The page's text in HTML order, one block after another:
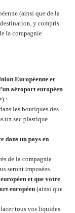
(ainsi que de la
y compris
la compagnie
Européenne et
aéroport européen
:
les boutiques des
un sac plastique
dans un pays en
de la compagnie
seront imposées.
et que votre
européen (ainsi que
tous vos liquides